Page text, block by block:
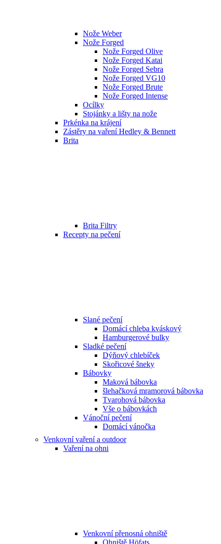
Nože Weber
Nože Forged
Nože Forged Olive
Nože Forged Katai
Nože Forged Sebra
Nože Forged VG10
Nože Forged Brute
Nože Forged Intense
Ocílky
Stojánky a lišty na nože
Prkénka na krájení
Zástěry na vaření Hedley & Bennett
Brita
Brita Filtry
Recepty na pečení
Slané pečení
Domácí chleba kváskový
Hamburgerové bulky
Sladké pečení
Dýňový chlebíček
Skořicové šneky
Bábovky
Maková bábovka
šlehačková mramorová bábovka
Tvarohová bábovka
Vše o bábovkách
Vánoční pečení
Domácí vánočka
Venkovní vaření a outdoor
Vaření na ohni
Venkovní přenosná ohniště
Ohniště Höfats